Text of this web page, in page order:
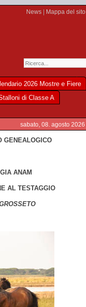
News Mappa del sito
2026 Mostre e Fiere
di Classe A
sabato, 08. agosto 2026
GENEALOGICO
ANAM
AL TESTAGGIO